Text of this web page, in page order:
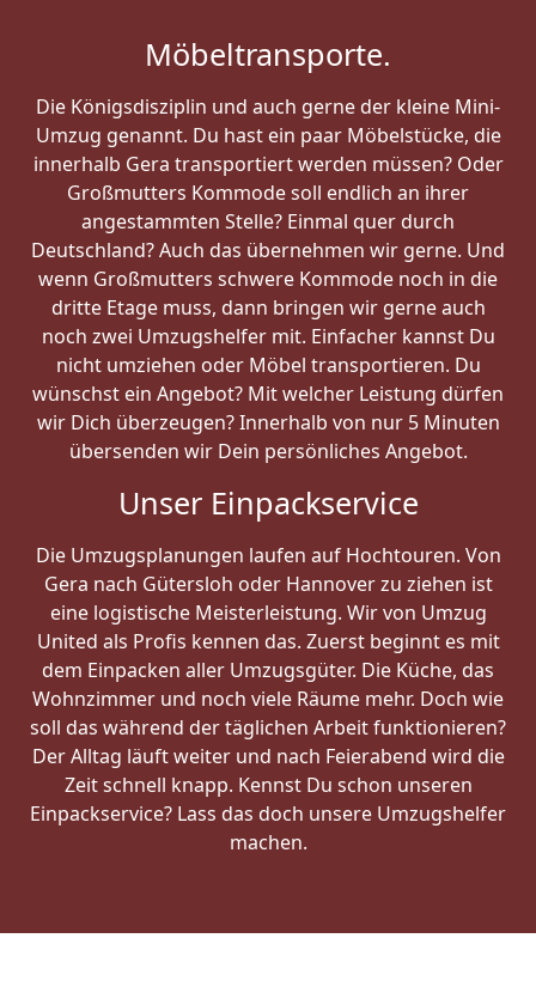
Möbeltransporte.
Die Königsdisziplin und auch gerne der kleine Mini-
Umzug genannt. Du hast ein paar Möbelstücke, die
innerhalb Gera transportiert werden müssen? Oder
Großmutters Kommode soll endlich an ihrer
angestammten Stelle? Einmal quer durch
Deutschland? Auch das übernehmen wir gerne. Und
wenn Großmutters schwere Kommode noch in die
dritte Etage muss, dann bringen wir gerne auch
noch zwei Umzugshelfer mit. Einfacher kannst Du
nicht umziehen oder Möbel transportieren. Du
wünschst ein Angebot? Mit welcher Leistung dürfen
wir Dich überzeugen? Innerhalb von nur 5 Minuten
übersenden wir Dein persönliches Angebot.
Unser Einpackservice
Die Umzugsplanungen laufen auf Hochtouren. Von
Gera nach Gütersloh oder Hannover zu ziehen ist
eine logistische Meisterleistung. Wir von Umzug
United als Profis kennen das. Zuerst beginnt es mit
dem Einpacken aller Umzugsgüter. Die Küche, das
Wohnzimmer und noch viele Räume mehr. Doch wie
soll das während der täglichen Arbeit funktionieren?
Der Alltag läuft weiter und nach Feierabend wird die
Zeit schnell knapp. Kennst Du schon unseren
Einpackservice? Lass das doch unsere Umzugshelfer
machen.